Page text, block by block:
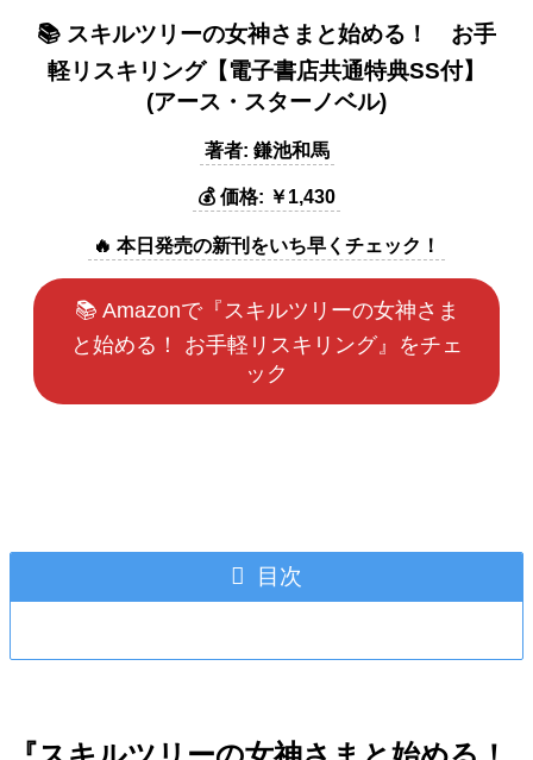
📚 スキルツリーの女神さまと始める！ お手
軽リスキリング【電子書店共通特典SS付】
(アース・スターノベル)
著者: 鎌池和馬
💰 価格: ￥1,430
🔥 本日発売の新刊をいち早くチェック！
📚 Amazonで『スキルツリーの女神さま
と始める！ お手軽リスキリング』をチェ
ック
目次